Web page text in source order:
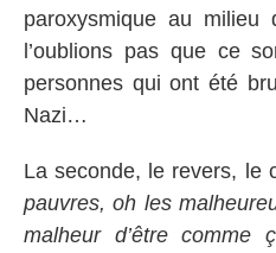
paroxysmique au
l’oublions pas que ce
personnes qui ont été
Nazi…
La seconde, le revers, le
pauvres, oh les
malheur d’être